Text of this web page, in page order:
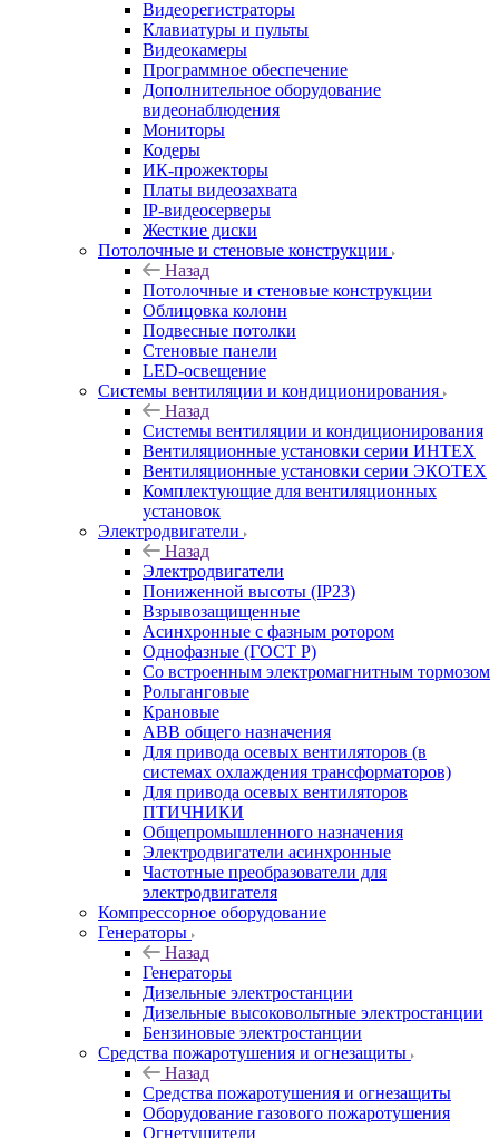
Видеорегистраторы
Клавиатуры и пульты
Видеокамеры
Программное обеспечение
Дополнительное оборудование
видеонаблюдения
Мониторы
Кодеры
ИК-прожекторы
Платы видеозахвата
IP-видеосерверы
Жесткие диски
Потолочные и стеновые конструкции
Назад
Потолочные и стеновые конструкции
Облицовка колонн
Подвесные потолки
Стеновые панели
LED-освещение
Системы вентиляции и кондиционирования
Назад
Системы вентиляции и кондиционирования
Вентиляционные установки серии ИНТЕХ
Вентиляционные установки серии ЭКОТЕХ
Комплектующие для вентиляционных
установок
Электродвигатели
Назад
Электродвигатели
Пониженной высоты (IP23)
Взрывозащищенные
Асинхронные с фазным ротором
Однофазные (ГОСТ Р)
Со встроенным электромагнитным тормозом
Рольганговые
Крановые
АВВ общего назначения
Для привода осевых вентиляторов (в
системах охлаждения трансформаторов)
Для привода осевых вентиляторов
ПТИЧНИКИ
Общепромышленного назначения
Электродвигатели асинхронные
Частотные преобразователи для
электродвигателя
Компрессорное оборудование
Генераторы
Назад
Генераторы
Дизельные электростанции
Дизельные высоковольтные электростанции
Бензиновые электростанции
Средства пожаротушения и огнезащиты
Назад
Средства пожаротушения и огнезащиты
Оборудование газового пожаротушения
Огнетушители